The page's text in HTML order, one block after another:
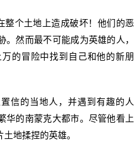
个土地上造成破坏！他们的恶
然而最不可能成为英雄的人，
的冒险中找到自己和他的新朋
的当地人，并遇到有趣的人
华的南蒙克大都市。尽管他看上
地揉捏的英雄。